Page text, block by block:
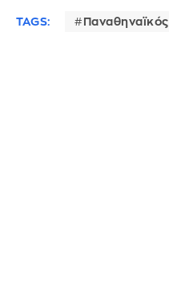
TAGS: Παναθηναϊκός